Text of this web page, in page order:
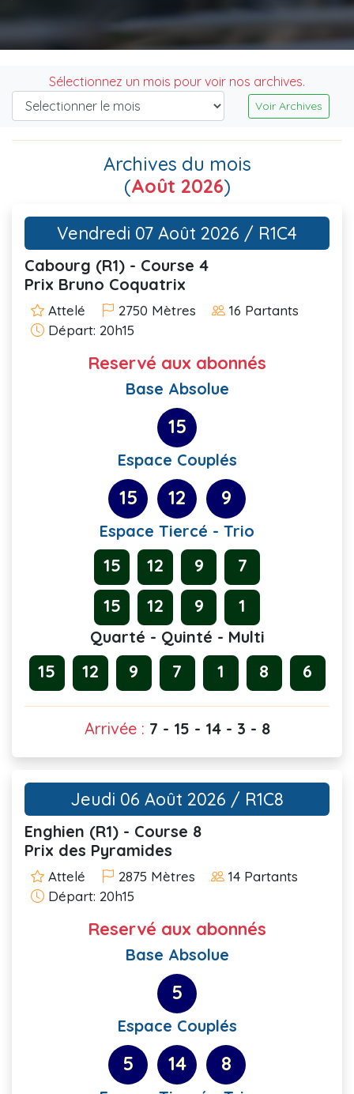
Sélectionnez un mois pour voir nos archives.
Voir Archives
Archives du mois
(Août 2026)
Vendredi 07 Août 2026 / R1C4
Cabourg (R1) - Course 4
Prix Bruno Coquatrix
Attelé 2750 Mètres
16 Partants
Départ: 20h15
Reservé aux abonnés
Base Absolue
15
Espace Couplés
15 12 9
Espace Tiercé - Trio
15 12 9
7
15
12 9 1
Quarté - Quinté - Multi
15 12 9 7 1 8 6
Arrivée : 7 - 15 - 14 - 3 - 8
Jeudi 06 Août 2026 / R1C8
Enghien (R1) - Course 8
Prix des Pyramides
Attelé 2875 Mètres
14 Partants
Départ: 20h15
Reservé aux abonnés
Base Absolue
5
Espace Couplés
5 14 8